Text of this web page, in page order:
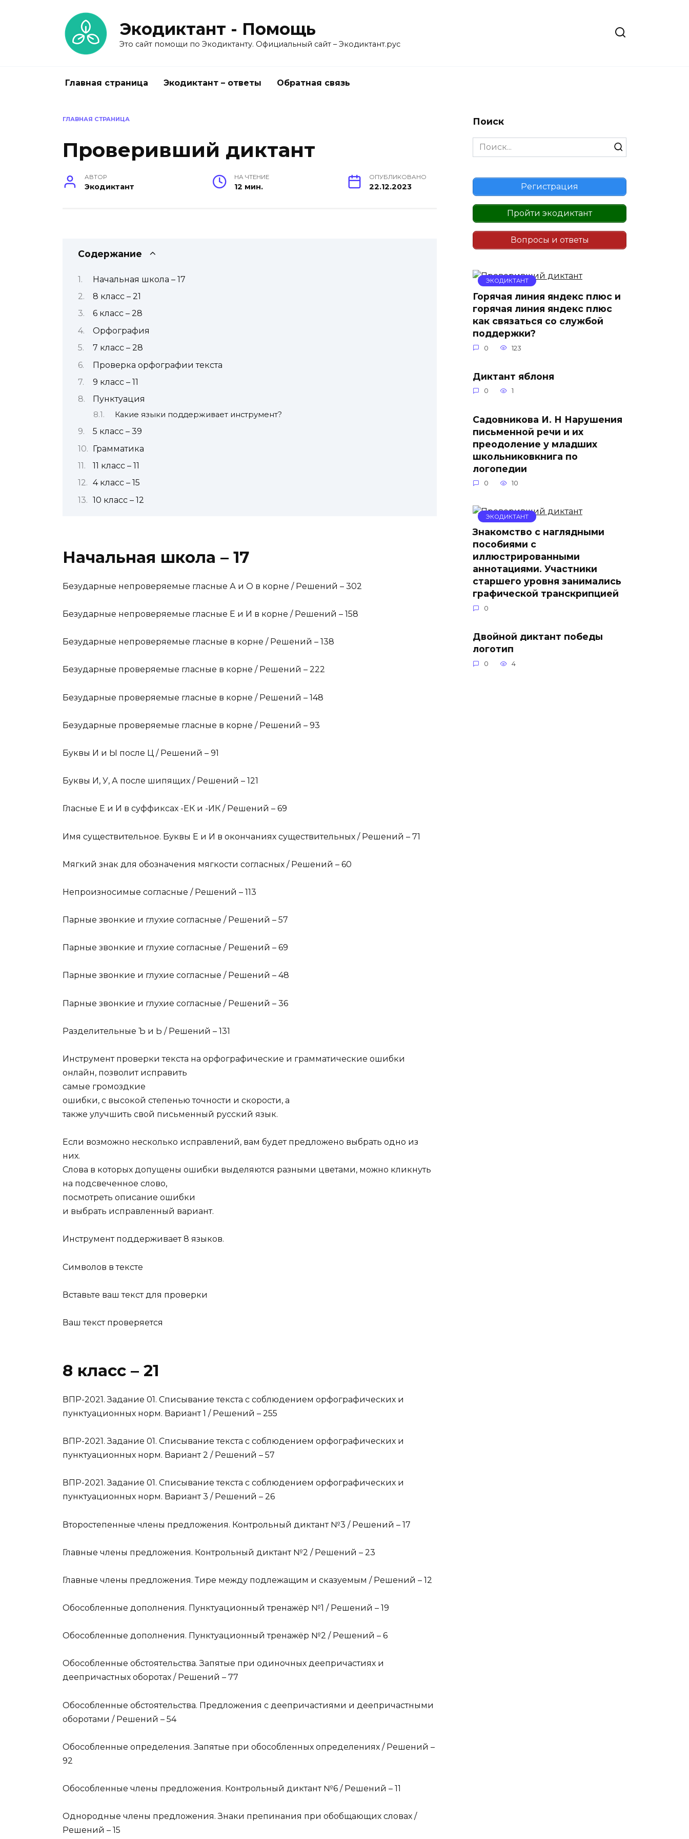
Экодиктант - Помощь
Это сайт помощи по Экодиктанту. Официальный сайт – Экодиктант.рус
Главная страница Экодиктант – ответы Обратная связь
ГЛАВНАЯ СТРАНИЦА
Проверивший диктант
АВТОР
Экодиктант
НА ЧТЕНИЕ
12 мин.
ОПУБЛИКОВАНО
22.12.2023
Содержание
Начальная школа – 17
8 класс – 21
6 класс – 28
Орфография
7 класс – 28
Проверка орфографии текста
9 класс – 11
Пунктуация
Какие языки поддерживает инструмент?
5 класс – 39
Грамматика
11 класс – 11
4 класс – 15
10 класс – 12
Начальная школа – 17
Безударные непроверяемые гласные А и О в корне / Решений – 302
Безударные непроверяемые гласные Е и И в корне / Решений – 158
Безударные непроверяемые гласные в корне / Решений – 138
Безударные проверяемые гласные в корне / Решений – 222
Безударные проверяемые гласные в корне / Решений – 148
Безударные проверяемые гласные в корне / Решений – 93
Буквы И и Ы после Ц / Решений – 91
Буквы И, У, А после шипящих / Решений – 121
Гласные Е и И в суффиксах -ЕК и -ИК / Решений – 69
Имя существительное. Буквы Е и И в окончаниях существительных / Решений – 71
Мягкий знак для обозначения мягкости согласных / Решений – 60
Непроизносимые согласные / Решений – 113
Парные звонкие и глухие согласные / Решений – 57
Парные звонкие и глухие согласные / Решений – 69
Парные звонкие и глухие согласные / Решений – 48
Парные звонкие и глухие согласные / Решений – 36
Разделительные Ъ и Ь / Решений – 131
Инструмент проверки текста на орфографические и грамматические ошибки
онлайн, позволит исправить
самые громоздкие
ошибки, с высокой степенью точности и скорости, а
также улучшить свой письменный русский язык.
Если возможно несколько исправлений, вам будет предложено выбрать одно из
них.
Слова в которых допущены ошибки выделяются разными цветами, можно кликнуть
на подсвеченное слово,
посмотреть описание ошибки
и выбрать исправленный вариант.
Инструмент поддерживает 8 языков.
Символов в тексте
Вставьте ваш текст для проверки
Ваш текст проверяется
8 класс – 21
ВПР-2021. Задание 01. Списывание текста с соблюдением орфографических и
пунктуационных норм. Вариант 1 / Решений – 255
ВПР-2021. Задание 01. Списывание текста с соблюдением орфографических и
пунктуационных норм. Вариант 2 / Решений – 57
ВПР-2021. Задание 01. Списывание текста с соблюдением орфографических и
пунктуационных норм. Вариант 3 / Решений – 26
Второстепенные члены предложения. Контрольный диктант №3 / Решений – 17
Главные члены предложения. Контрольный диктант №2 / Решений – 23
Главные члены предложения. Тире между подлежащим и сказуемым / Решений – 12
Обособленные дополнения. Пунктуационный тренажёр №1 / Решений – 19
Обособленные дополнения. Пунктуационный тренажёр №2 / Решений – 6
Обособленные обстоятельства. Запятые при одиночных деепричастиях и
деепричастных оборотах / Решений – 77
Обособленные обстоятельства. Предложения с деепричастиями и деепричастными
оборотами / Решений – 54
Обособленные определения. Запятые при обособленных определениях / Решений –
92
Обособленные члены предложения. Контрольный диктант №6 / Решений – 11
Однородные члены предложения. Знаки препинания при обобщающих словах /
Решений – 15
Поиск
Search
for:
Регистрация
Пройти экодиктант
Вопросы и ответы
ЭКОДИКТАНТ
Горячая линия яндекс плюс и
горячая линия яндекс плюс
как связаться со службой
поддержки?
0 123
Диктант яблоня
0 1
Садовникова И. Н Нарушения
письменной речи и их
преодоление у младших
школьниковкнига по
логопедии
0 10
ЭКОДИКТАНТ
Знакомство с наглядными
пособиями с
иллюстрированными
аннотациями. Участники
старшего уровня занимались
графической транскрипцией
0
Двойной диктант победы
логотип
0 4